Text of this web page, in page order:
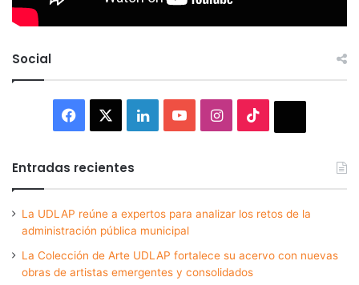
Social
Facebook LinkedInYouTubeInstagram
Entradas recientes
La UDLAP reúne a expertos para analizar los retos de la
administración pública municipal
La Colección de Arte UDLAP fortalece su acervo con nuevas
obras de artistas emergentes y consolidados